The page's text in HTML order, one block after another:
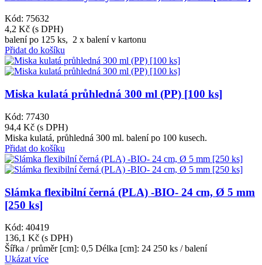
Kód: 75632
4,2 Kč (s DPH)
balení po 125 ks, 2 x balení v kartonu
Přidat do košíku
Miska kulatá průhledná 300 ml (PP) [100 ks]
Kód: 77430
94,4 Kč (s DPH)
Miska kulatá, průhledná 300 ml. balení po 100 kusech.
Přidat do košíku
Slámka flexibilní černá (PLA) -BIO- 24 cm, Ø 5 mm
[250 ks]
Kód: 40419
136,1 Kč (s DPH)
Šířka / průměr [cm]: 0,5 Délka [cm]: 24 250 ks / balení
Ukázat více